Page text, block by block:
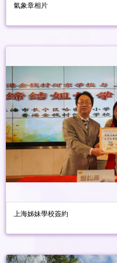
氣象章相片
上海姊妹學校簽約